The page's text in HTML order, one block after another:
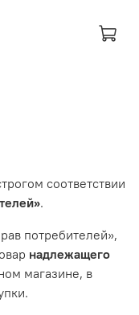
соответствии
.
потребителей»,
надлежащего
магазине, в